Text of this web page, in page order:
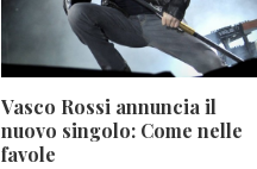
Vasco Rossi annuncia il
nuovo singolo: Come nelle
favole